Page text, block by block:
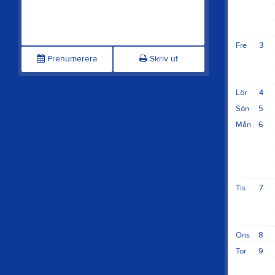
Prenumerera Skriv ut
3
Fre
4
Lör
5
Sön
6
Mån
7
Tis
8
Ons
9
Tor